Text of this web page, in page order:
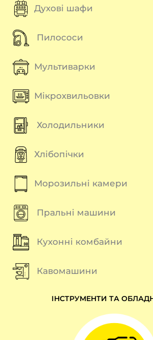
Духові шафи
Пилососи
Мультиварки
Мікрохвильовки
Холодильники
Хлібопічки
Морозильні камери
Пральні машини
Кухонні комбайни
Кавомашини
ІНСТРУМЕНТИ ТА